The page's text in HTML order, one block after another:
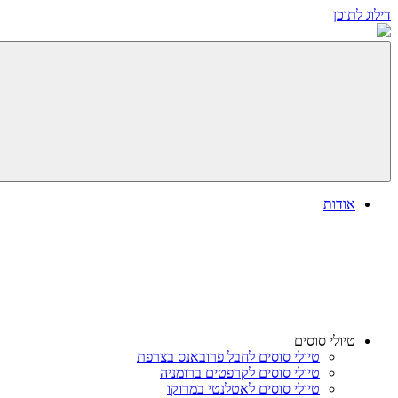
דילוג לתוכן
אודות
טיולי סוסים
טיולי סוסים לחבל פרובאנס בצרפת
טיולי סוסים לקרפטים ברומניה
טיולי סוסים לאטלנטי במרוקו